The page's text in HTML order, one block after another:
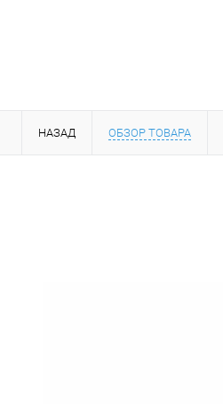
НАЗАД ОБЗОР ТОВАРА